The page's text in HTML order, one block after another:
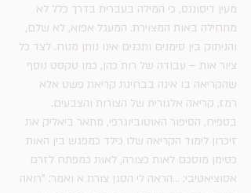
מעין דיסוננס, כי המילה בעברית בדרך כלל לא
מתחילה באות המצוירת. המעגל אפוא, לא שלם,
והניתוק בין סימנים ותכנים אינו נותן מנוח. לצד כל
ציור אות – עבודה של רות כהן, כמו טקסט נוסף
שהקריאה בו אינה בבחינת קריאת פשט אלא
רמז, קריאה אלגורית של הצורות והצבעים.
בספיח, הסיפור האוטוביוגרפי, מתאר ביאליק את
זיכרון לימוד הקריאה שלו כילד כמפגש בין האות
כסימן מוסכם לאות כצורה, לאות כמפתח לזרם
אסוציאטיבי: ...הראה לי הסגן צורת א ואמר: ”רואה